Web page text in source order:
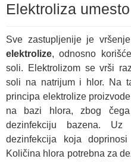
Elektroliza
Sve zastupljenije je
elektrolize, odnosno
soli. Elektrolizom se vrši
soli na natrijum i hlor. Na
principa elektrolize
na bazi hlora, zbog
dezinfekciju bazena. Uz
dezinfekcija koja
Količina hlora potrebna za